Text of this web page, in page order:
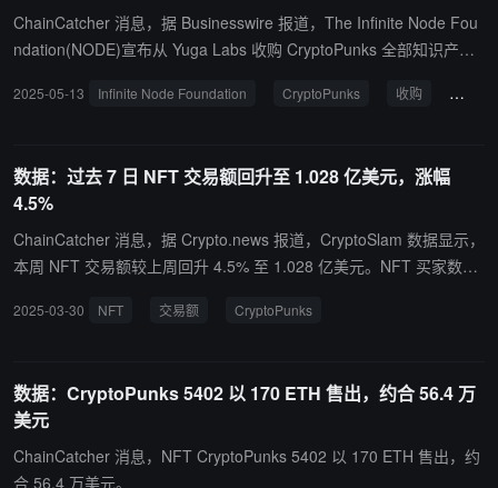
ChainCatcher 消息，据 Businesswire 报道，The Infinite Node Fou
ndation(NODE)宣布从 Yuga Labs 收购 CryptoPunks 全部知识产
护、社区和扩展三大支柱来维护 CryptoPunks。
2025-05-13 Infinite Node Foundation CryptoPunks 收购 Yuga
数据：过去 7 日 NFT 交易额回升至 1.028 亿美元，涨幅
4.5%
ChainCatcher 消息，据 Crypto.news 报道，CryptoSlam 数据显示，
本周 NFT 交易额较上周回升 4.5% 至 1.028 亿美元。NFT 买家数增
2 人。不过，NFT 交易笔数下降 2.8%，至 1,614,680 笔。 以太坊网
至 870 万美元。其中 CryptoPunks 系列的交易额飙升 141.4%，达
到 630 万美元。 过去七天高价值交易包括： CryptoPunks #6935 以
135 ETH（271,890 美元）的价格售出； CryptoPunks #3007 以 12
0 ETH（239,342 美元）的价格售出； CryptoPunks #2301 以 115 E
2025-03-30 NFT 交易额 CryptoPunks
数据：CryptoPunks 5402 以 170 ETH 售出，约合 56.4 万
美元
ChainCatcher 消息，NFT CryptoPunks 5402 以 170 ETH 售出，约
合 56.4 万美元。